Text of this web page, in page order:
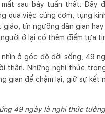
sau bảy tuần thất. Đây
qua việc cúng cơm, tụng
giáo, tín ngưỡng dân gian
ở lại có thêm điểm tựa
nhìn ở góc độ đời sống, 49
thân. Những nghi thức
gian để chậm lại, giữ sự kết
49 ngày là nghi thức